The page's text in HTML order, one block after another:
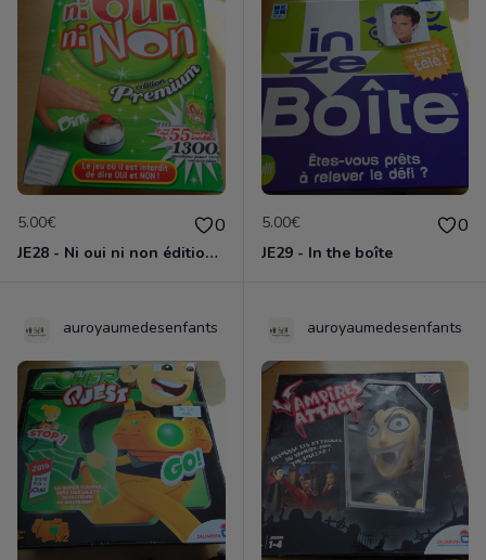
5.00€ 0
JE28 - Ni oui ni non édition Premium
5.00€ 0
JE29 - In the boîte
auroyaumedesenfants auroyaumedesenfants